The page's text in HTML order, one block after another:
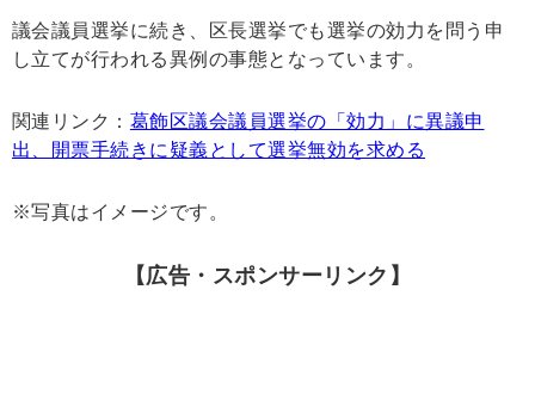
議会議員選挙に続き、区長選挙でも選挙の効力を問う申
し立てが行われる異例の事態となっています。
関連リンク： 葛飾区議会議員選挙の「効力」に異議申
出、開票手続きに疑義として選挙無効を求める
※写真はイメージです。
【広告・スポンサーリンク】